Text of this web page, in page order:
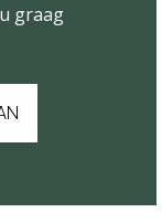
graag